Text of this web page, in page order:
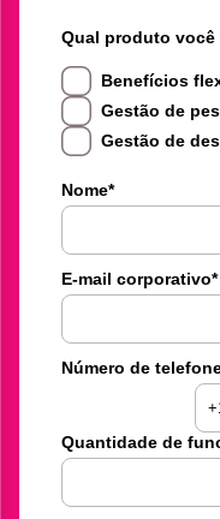
Qual produto você
Benefícios
Gestão de
Gestão de
Nome*
E-mail corporativo*
Número de
Quantidade de